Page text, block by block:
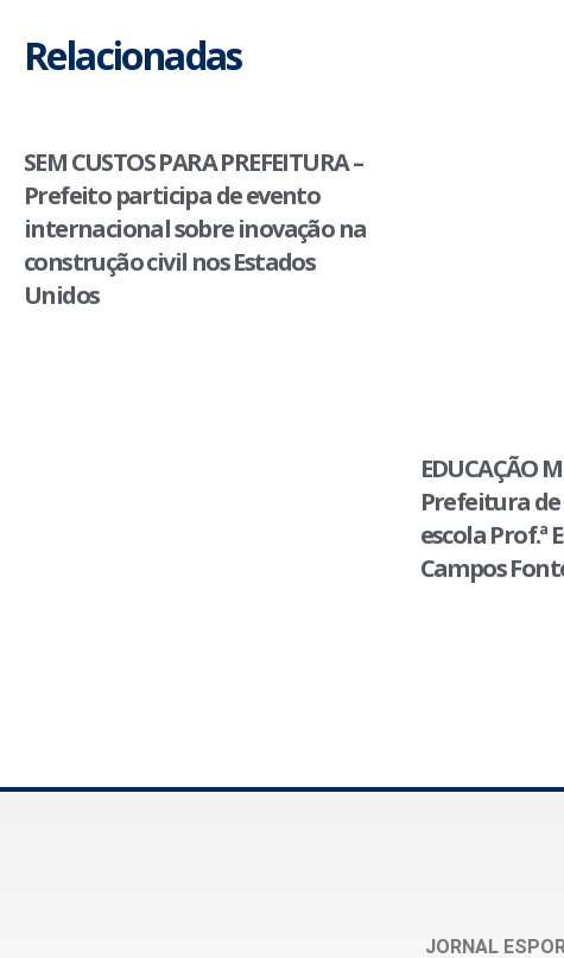
Relacionadas
SEM CUSTOS PARA PREFEITURA –
Prefeito participa de evento
internacional sobre inovação na
construção civil nos Estados
Unidos
EDUCAÇÃO
Prefeitura
escola Prof.ª
Campos
JORNAL